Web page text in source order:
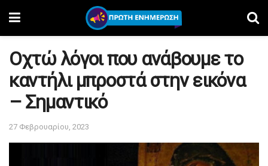
Οχτώ λόγοι που ανάβουμε το
καντήλι μπροστά στην εικόνα
– Σημαντικό
27 Φεβρουαρίου, 2023